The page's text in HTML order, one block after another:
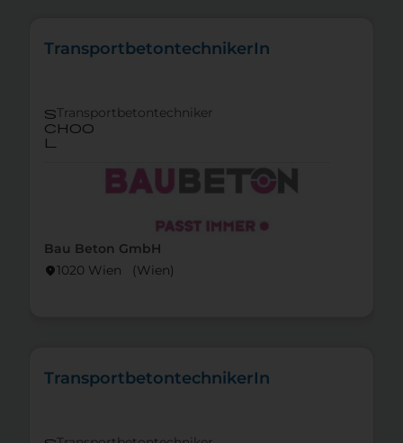
Bau Beton GmbH
location_on1020 Wien (Wien)
TransportbetontechnikerIn
s
choo
l
Transportbetontechniker
TransportbetontechnikerIn